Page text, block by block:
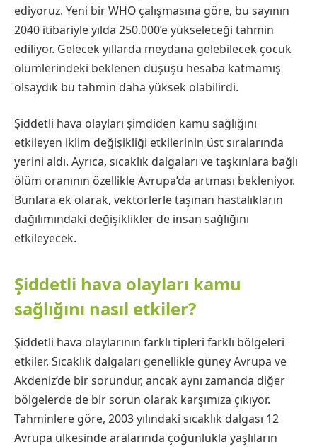
ediyoruz. Yeni bir WHO çalışmasına göre, bu sayının
2040 itibariyle yılda 250.000’e yükseleceği tahmin
ediliyor. Gelecek yıllarda meydana gelebilecek çocuk
ölümlerindeki beklenen düşüşü hesaba katmamış
olsaydık bu tahmin daha yüksek olabilirdi.
Şiddetli hava olayları şimdiden kamu sağlığını
etkileyen iklim değişikliği etkilerinin üst sıralarında
yerini aldı. Ayrıca, sıcaklık dalgaları ve taşkınlara bağlı
ölüm oranının özellikle Avrupa’da artması bekleniyor.
Bunlara ek olarak, vektörlerle taşınan hastalıkların
dağılımındaki değişiklikler de insan sağlığını
etkileyecek.
Şiddetli hava olayları kamu
sağlığını nasıl etkiler?
Şiddetli hava olaylarının farklı tipleri farklı bölgeleri
etkiler. Sıcaklık dalgaları genellikle güney Avrupa ve
Akdeniz’de bir sorundur, ancak aynı zamanda diğer
bölgelerde de bir sorun olarak karşımıza çıkıyor.
Tahminlere göre, 2003 yılındaki sıcaklık dalgası 12
Avrupa ülkesinde aralarında çoğunlukla yaşlıların